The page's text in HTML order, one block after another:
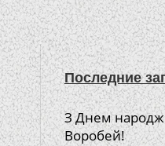
Последние
З Днем
Воробей!